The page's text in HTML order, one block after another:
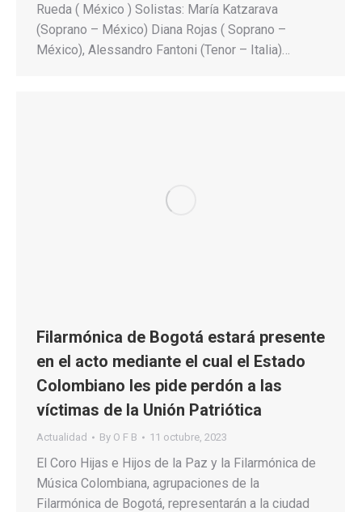
Rueda ( México ) Solistas: María Katzarava
(Soprano – México) Diana Rojas ( Soprano –
México), Alessandro Fantoni (Tenor – Italia)…
Filarmónica de Bogotá estará presente
en el acto mediante el cual el Estado
Colombiano les pide perdón a las
víctimas de la Unión Patriótica
Actualidad By O F B 11 octubre, 2023
El Coro Hijas e Hijos de la Paz y la Filarmónica de
Música Colombiana, agrupaciones de la
Filarmónica de Bogotá, representarán a la ciudad